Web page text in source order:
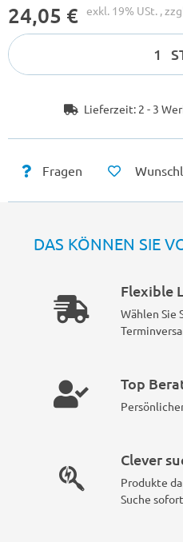
24,05 € exkl. 19% USt. ,
Lieferzeit: 2 - 3
Fragen
DAS KÖNNEN SIE
Flexible
Wählen Sie
Top
Clever
Produkte
Suche